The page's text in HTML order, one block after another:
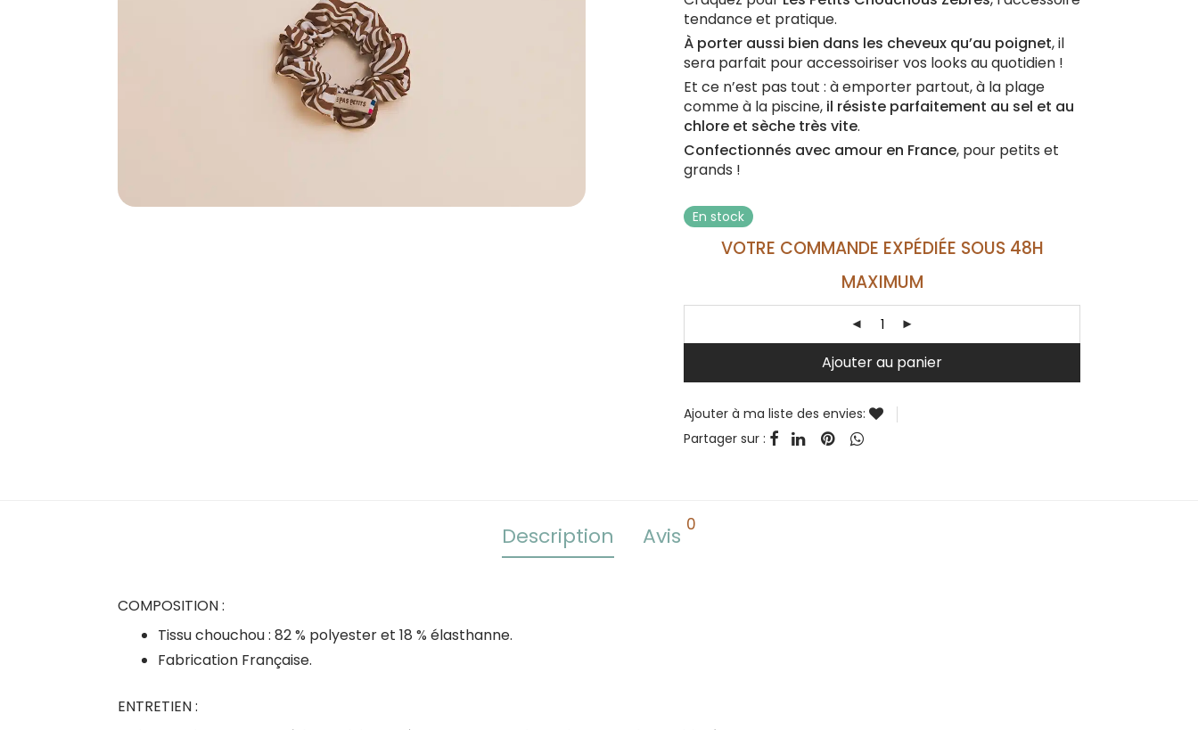
tendance et pratique.
À porter aussi bien dans les cheveux qu’au poignet, il
sera parfait pour accessoiriser vos looks au quotidien !
Et ce n’est pas tout : à emporter partout, à la plage
comme à la piscine, il résiste parfaitement au sel et au
chlore et sèche très vite.
Confectionnés avec amour en France, pour petits et
grands !
En stock
VOTRE COMMANDE EXPÉDIÉE SOUS 48H
MAXIMUM
Ajouter au panier
Ajouter à ma liste des envies:
Partager sur :
Description Avis 0
COMPOSITION :
Tissu chouchou : 82 % polyester et 18 % élasthanne.
Fabrication Française.
ENTRETIEN :